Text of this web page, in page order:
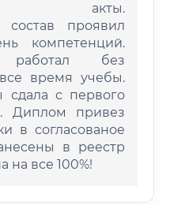
акты.
состав проявил
компетенций.
без
время учебы.
сдала с первого
Диплом привез
в согласованое
в реестр
все 100%!